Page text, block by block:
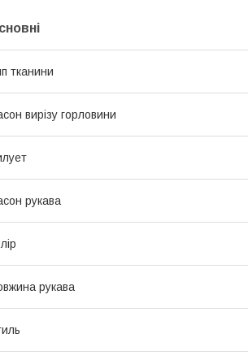
тканини
вирізу горловини
рукава
рукава